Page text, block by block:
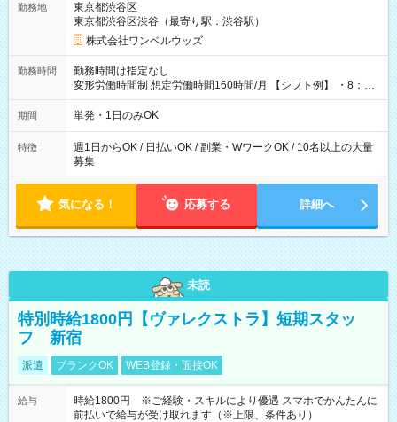
勤務地
東京都渋谷区
東京都渋谷区渋谷（最寄り駅：渋谷駅）
株式会社ワンベルウッズ
勤務時間
勤務時間は指定なし
変形労働時間制 想定労働時間160時間/月 【シフト例】 ・8：00
～21：00
期間 単発・1日のみOK
特徴
週1日からOK / 日払いOK / 副業・WワークOK / 10名以上の大量
募集
気になる！ 応募する 詳細へ
未読
特別時給1800円【ヴァレクストラ】短期スタッ
フ 新宿
派遣 ブランクOK WEB登録・面接OK
給与
時給1800円 ※ご経験・スキルにより優遇 スマホでかんたんに
前払いで給与が受け取れます（※上限、条件あり）